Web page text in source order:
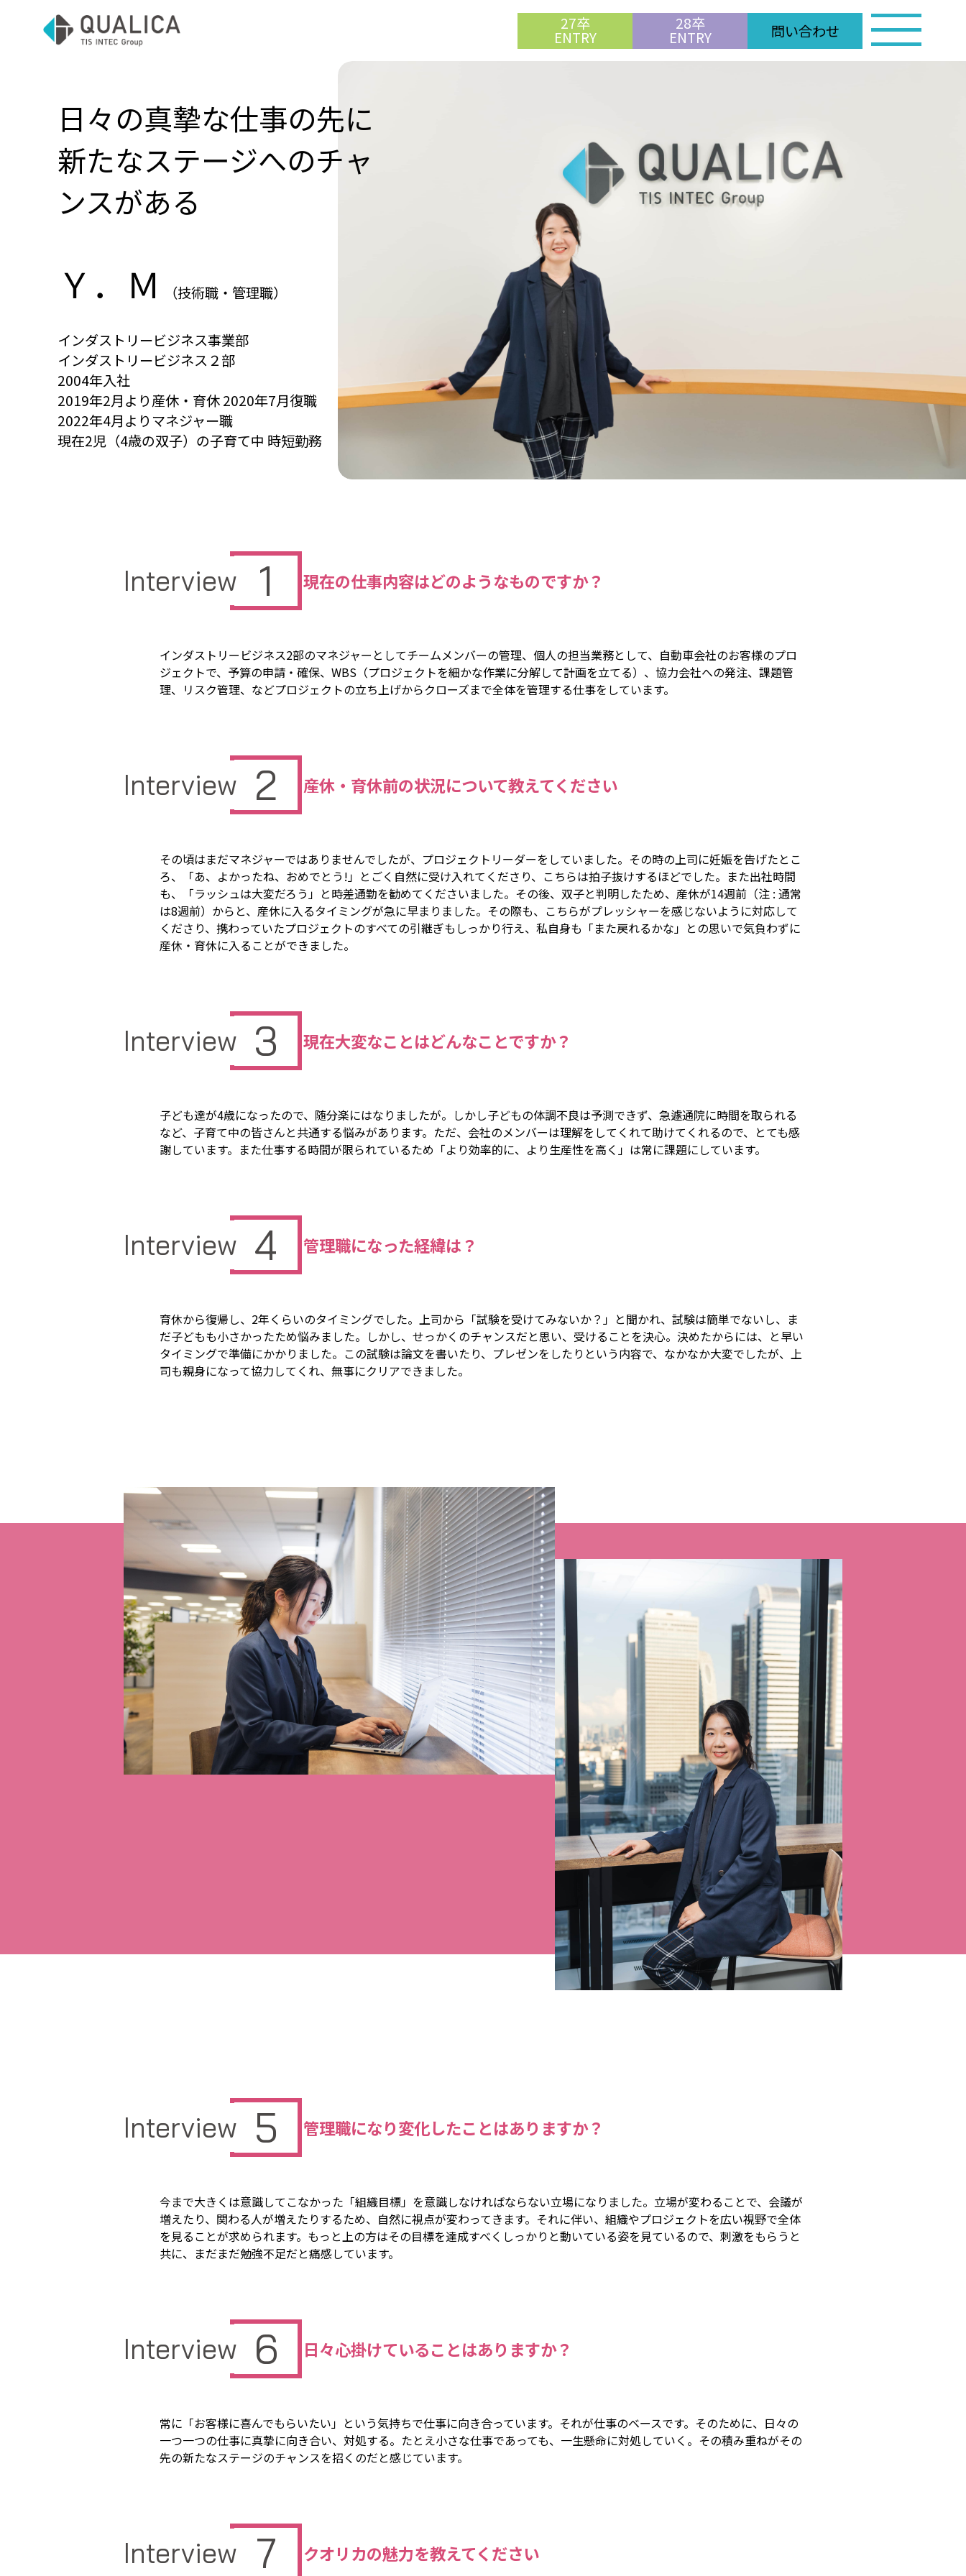
27卒
ENTRY
28卒
ENTRY 問い合わせ
toggle
日々の真摯な仕事の先に
新たなステージへのチャ
ンスがある
Ｙ．Ｍ （技術職・管理職）
インダストリービジネス事業部
インダストリービジネス２部
2004年入社
2019年2月より産休・育休 2020年7月復職
2022年4月よりマネジャー職
現在2児（4歳の双子）の子育て中 時短勤務
Interview 1 現在の仕事内容はどのようなものですか？
インダストリービジネス2部のマネジャーとしてチームメンバーの管理、個人の担当業務として、自動車会社のお客様のプロ
ジェクトで、予算の申請・確保、WBS（プロジェクトを細かな作業に分解して計画を立てる）、協力会社への発注、課題管
理、リスク管理、などプロジェクトの立ち上げからクローズまで全体を管理する仕事をしています。
Interview 2 産休・育休前の状況について教えてください
その頃はまだマネジャーではありませんでしたが、プロジェクトリーダーをしていました。その時の上司に妊娠を告げたとこ
ろ、「あ、よかったね、おめでとう!」とごく自然に受け入れてくださり、こちらは拍子抜けするほどでした。また出社時間
も、「ラッシュは大変だろう」と時差通勤を勧めてくださいました。その後、双子と判明したため、産休が14週前（注 : 通常
は8週前）からと、産休に入るタイミングが急に早まりました。その際も、こちらがプレッシャーを感じないように対応して
くださり、携わっていたプロジェクトのすべての引継ぎもしっかり行え、私自身も「また戻れるかな」との思いで気負わずに
産休・育休に入ることができました。
Interview 3 現在大変なことはどんなことですか？
子ども達が4歳になったので、随分楽にはなりましたが。しかし子どもの体調不良は予測できず、急遽通院に時間を取られる
など、子育て中の皆さんと共通する悩みがあります。ただ、会社のメンバーは理解をしてくれて助けてくれるので、とても感
謝しています。また仕事する時間が限られているため「より効率的に、より生産性を高く」は常に課題にしています。
Interview 4 管理職になった経緯は？
育休から復帰し、2年くらいのタイミングでした。上司から「試験を受けてみないか？」と聞かれ、試験は簡単でないし、ま
だ子どもも小さかったため悩みました。しかし、せっかくのチャンスだと思い、受けることを決心。決めたからには、と早い
タイミングで準備にかかりました。この試験は論文を書いたり、プレゼンをしたりという内容で、なかなか大変でしたが、上
司も親身になって協力してくれ、無事にクリアできました。
Interview 5 管理職になり変化したことはありますか？
今まで大きくは意識してこなかった「組織目標」を意識しなければならない立場になりました。立場が変わることで、会議が
増えたり、関わる人が増えたりするため、自然に視点が変わってきます。それに伴い、組織やプロジェクトを広い視野で全体
を見ることが求められます。もっと上の方はその目標を達成すべくしっかりと動いている姿を見ているので、刺激をもらうと
共に、まだまだ勉強不足だと痛感しています。
Interview 6 日々心掛けていることはありますか？
常に「お客様に喜んでもらいたい」という気持ちで仕事に向き合っています。それが仕事のベースです。そのために、日々の
一つ一つの仕事に真摯に向き合い、対処する。たとえ小さな仕事であっても、一生懸命に対処していく。その積み重ねがその
先の新たなステージのチャンスを招くのだと感じています。
Interview 7 クオリカの魅力を教えてください